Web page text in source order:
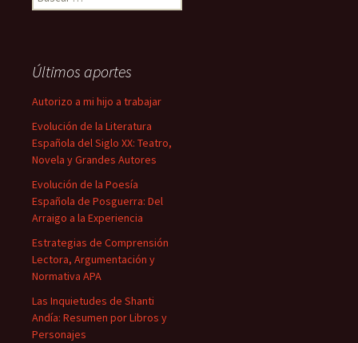
Últimos aportes
Autorizo a mi hijo a trabajar
Evolución de la Literatura
Española del Siglo XX: Teatro,
Novela y Grandes Autores
Evolución de la Poesía
Española de Posguerra: Del
Arraigo a la Experiencia
Estrategias de Comprensión
Lectora, Argumentación y
Normativa APA
Las Inquietudes de Shanti
Andía: Resumen por Libros y
Personajes